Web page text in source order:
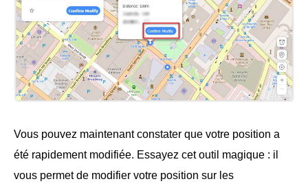
Vous pouvez maintenant constater que votre position a
été rapidement modifiée. Essayez cet outil magique : il
vous permet de modifier votre position sur les